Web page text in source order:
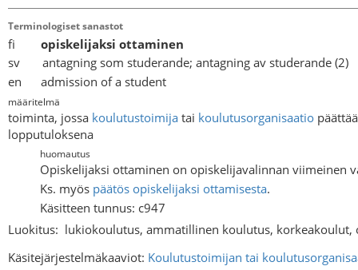
Terminologiset sanastot
fi opiskelijaksi ottaminen
sv antagning som studerande; antagning av studerande (2)
en admission of a student
määritelmä
toiminta, jossa koulutustoimija tai koulutusorganisaatio
lopputuloksena
huomautus
Opiskelijaksi ottaminen on opiskelijavalinnan viimeinen
Ks. myös päätös opiskelijaksi ottamisesta.
Käsitteen tunnus: c947
Luokitus: lukiokoulutus, ammatillinen koulutus, korkeakoulut,
Käsitejärjestelmäkaaviot: Koulutustoimijan tai